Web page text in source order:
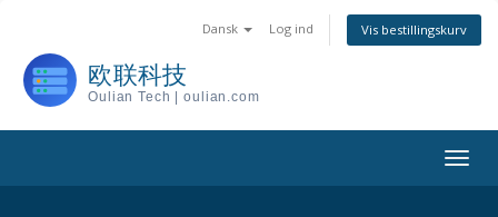
Dansk Log ind Vis bestillingskurv
欧联科技
Oulian Tech | oulian.com